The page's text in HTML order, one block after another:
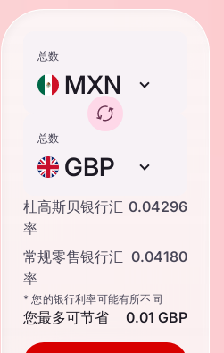
总数
MXN
总数
GBP
杜高斯贝银行汇
率
0.04296
常规零售银行汇
率
0.04180
* 您的银行利率可能有所不同
您最多可节省 0.01 GBP